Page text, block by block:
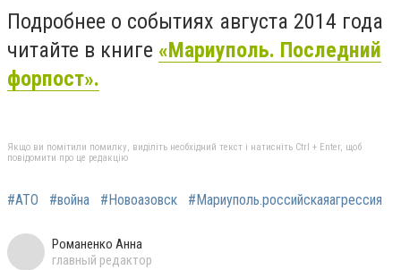
Подробнее о событиях августа 2014 года
читайте в книге «Мариуполь. Последний
форпост».
Якщо ви помітили помилку, виділіть необхідний текст і натисніть Ctrl + Enter, щоб
повідомити про це редакцію
#АТО #война #Новоазовск #Мариуполь.российскаяагрессия
Романенко Анна
главный редактор